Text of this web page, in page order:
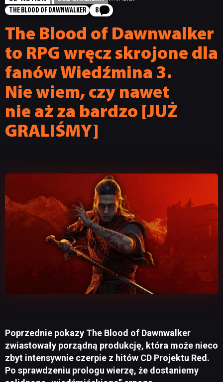
THE BLOOD OF DAWNWALKER
8
The Blood of Dawnwalker
to RPG wręcz skrojone dla
fanów Wiedźmina 3.
Nie wiem, czy nawet
nie aż za bardzo [JUŻ
GRALIŚMY]
Poprzednie pokazy The Blood of Dawnwalker
zwiastowały porządną produkcję, która może nieco
zbyt intensywnie czerpie z hitów CD Projektu Red.
Po sprawdzeniu prologu wierzę, że dostaniemy